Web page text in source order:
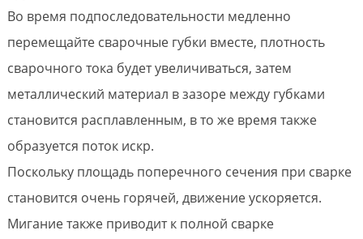
Во время подпоследовательности медленно
перемещайте сварочные губки вместе, плотность
сварочного тока будет увеличиваться, затем
металлический материал в зазоре между губками
становится расплавленным, в то же время также
образуется поток искр.
Поскольку площадь поперечного сечения при сварке
становится очень горячей, движение ускоряется.
Мигание также приводит к полной сварке